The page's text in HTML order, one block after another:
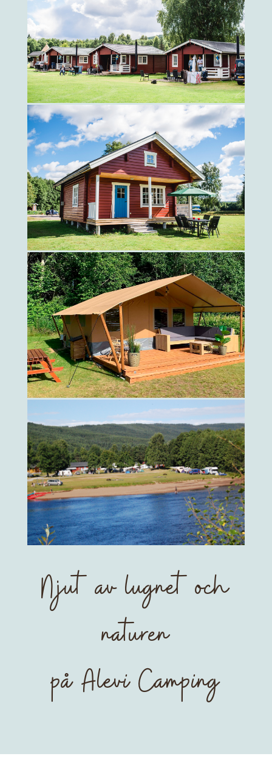
Fullt möblerad
för 6 personer
klicka här
SEMESTERBOENDE 1X
Fullt möblerad
för 6 personer
klicka här
SAFARI ZELF 5X
Tälten erbjuder plats
för 5 personer
klicka här
CAMPINGPLATS
En campingplats med
60 rymliga platser
klicka här
Njut av lugnet och
naturen
på Alevi Camping